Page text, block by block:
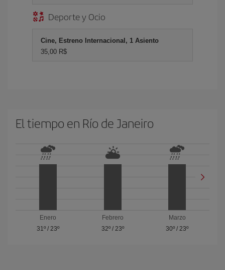
Deporte y Ocio
Cine, Estreno Internacional, 1 Asiento
35,00 R$
El tiempo en Río de Janeiro
Enero
31º/ 23º
Febrero
32º/ 23º
Marzo
30º /23º